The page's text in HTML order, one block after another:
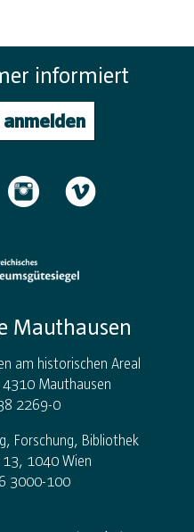
informiert
Mauthausen
am historischen Areal
4310 Mauthausen
2269-0
Forschung, Bibliothek
1040 Wien
3000-100